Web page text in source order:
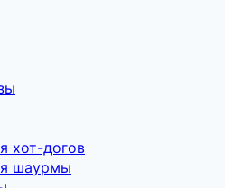
хот-догов
шаурмы